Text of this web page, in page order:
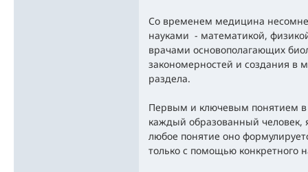
Со временем медицина
науками - математикой,
врачами основополагающих
закономерностей и создания в
раздела.
Первым и ключевым понятием в
каждый образованный человек,
любое понятие оно
только с помощью конкретного